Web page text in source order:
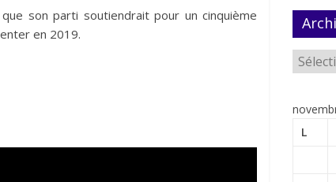
son parti soutiendrait pour un cinquième
en 2019.
L